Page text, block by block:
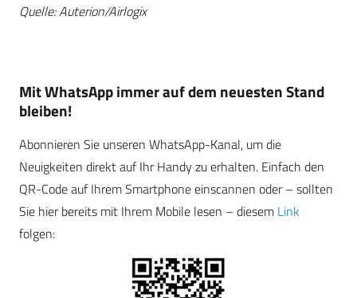
Quelle: Auterion/Airlogix
Mit WhatsApp immer auf dem neuesten Stand
bleiben!
Abonnieren Sie unseren WhatsApp-Kanal, um die
Neuigkeiten direkt auf Ihr Handy zu erhalten. Einfach den
QR-Code auf Ihrem Smartphone einscannen oder – sollten
Sie hier bereits mit Ihrem Mobile lesen – diesem Link
folgen: